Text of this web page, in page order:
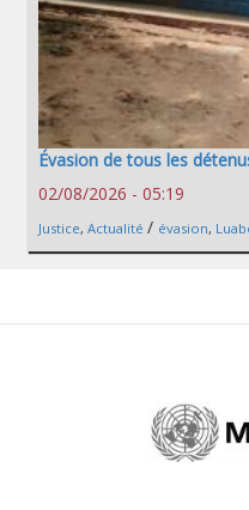
Évasion de tous les
02/08/2026 - 05:19
Justice, Actualité / évasion,